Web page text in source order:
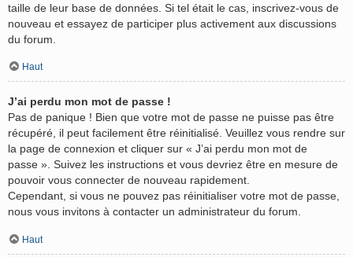
taille de leur base de données. Si tel était le cas, inscrivez-vous de
nouveau et essayez de participer plus activement aux discussions
du forum.
Haut
J’ai perdu mon mot de passe !
Pas de panique ! Bien que votre mot de passe ne puisse pas être
récupéré, il peut facilement être réinitialisé. Veuillez vous rendre sur
la page de connexion et cliquer sur « J’ai perdu mon mot de
passe ». Suivez les instructions et vous devriez être en mesure de
pouvoir vous connecter de nouveau rapidement.
Cependant, si vous ne pouvez pas réinitialiser votre mot de passe,
nous vous invitons à contacter un administrateur du forum.
Haut